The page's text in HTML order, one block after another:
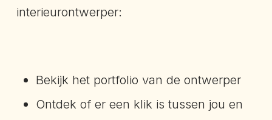
interieurontwerper:
Bekijk het portfolio van de ontwerper
Ontdek of er een klik is tussen jou en